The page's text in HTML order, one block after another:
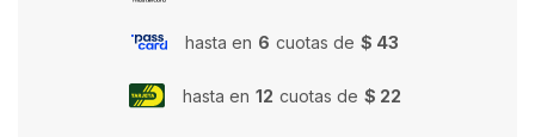
hasta en 6 cuotas de $ 43
hasta en 12 cuotas de $ 22